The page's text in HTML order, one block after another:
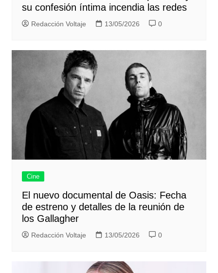
su confesión íntima incendia las redes
Redacción Voltaje 13/05/2026 0
Cine
El nuevo documental de Oasis: Fecha
de estreno y detalles de la reunión de
los Gallagher
Redacción Voltaje 13/05/2026 0